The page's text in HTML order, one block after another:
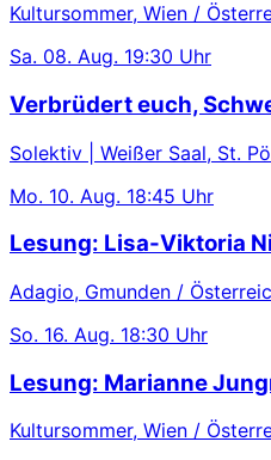
Kultursommer, Wien /
Sa. 08. Aug. 19:30 Uhr
Verbrüdert euch,
Solektiv | Weißer Saal, St.
Mo. 10. Aug. 18:45 Uhr
Lesung: Lisa-Viktoria
Adagio, Gmunden /
So. 16. Aug. 18:30 Uhr
Lesung: Marianne
Kultursommer, Wien /